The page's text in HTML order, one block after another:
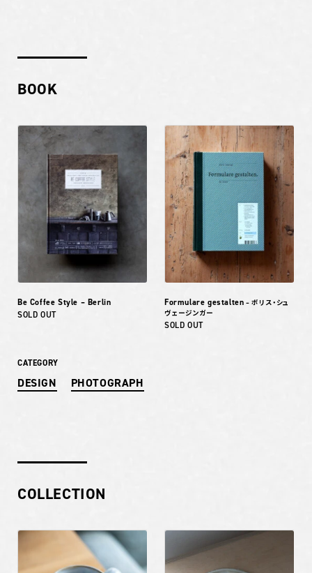
BOOK
Be Coffee Style – Berlin
SOLD OUT
Formulare gestalten – ボリス・シュ
ヴェージンガー
SOLD OUT
CATEGORY
DESIGN PHOTOGRAPH
COLLECTION